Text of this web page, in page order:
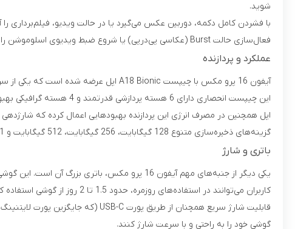
شوید.
با فشردن کامل دکمه، دوربین عکس می‌گیرد یا در حالت ویدیو،
فعال‌سازی حالت Burst (عکاسی پی‌درپی) یا شروع ضبط ویدیوی اسلوموشن را فعال کند.
عملکرد و پردازنده
این چیپست انحصاری دارای 6 هسته پردازشی قدرتمند و 4 هسته گرافیکی بهبود یافته است که تجربه بازی کردن، ویرایش ویدیو و انجام کارهای سنگین را به سطحی جدید از روانی و سرعت می‌برد.
گزینه‌های ذخیره‌سازی متنوع 128 گیگابایت، 256 گیگابایت، 512 گیگابایت و 1 ترابایت، می‌تواند شما را از دغدغه‌ حافظه آزاد کند.
باتری و شارژ
کاربران می‌توانند در استفاده‌های روزمره، حدود 1.5 تا 2 روز از گوشی استفاده کنند بدون اینکه نیاز به شارژ مجدد داشته باشند.
گوشی خود را به راحتی و با سرعت شارژ کنند.